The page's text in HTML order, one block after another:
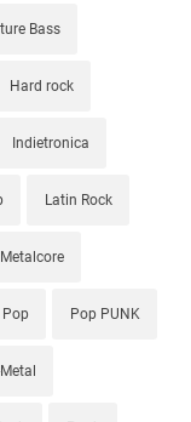
Bass
Hard rock
Indietronica
Latin Rock
Metalcore
Pop Pop PUNK